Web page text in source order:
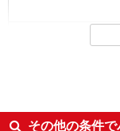
英語が活かせる
その他の条件